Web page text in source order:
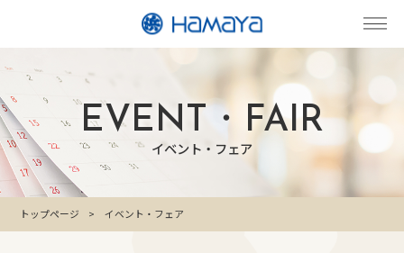
EVENT・FAIR
イベント・フェア
トップページ イベント・フェア